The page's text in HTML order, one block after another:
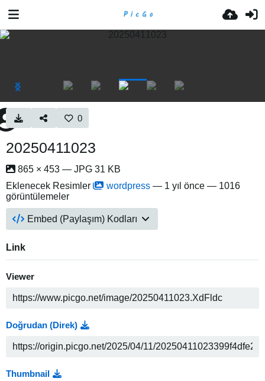
0
20250411023
865 × 453 — JPG 31 KB
Eklenecek Resimler
wordpress — 1 yıl önce — 1016
görüntülemeler
Embed (Paylaşım) Kodları
Link
Viewer
Doğrudan (Direk)
Thumbnail